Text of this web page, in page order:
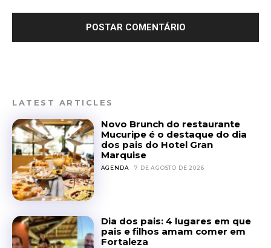
LATEST ARTICLES
Novo Brunch do restaurante
Mucuripe é o destaque do dia
dos pais do Hotel Gran
Marquise
AGENDA 7 DE AGOSTO DE 2026
Dia dos pais: 4 lugares em que
pais e filhos amam comer em
Fortaleza